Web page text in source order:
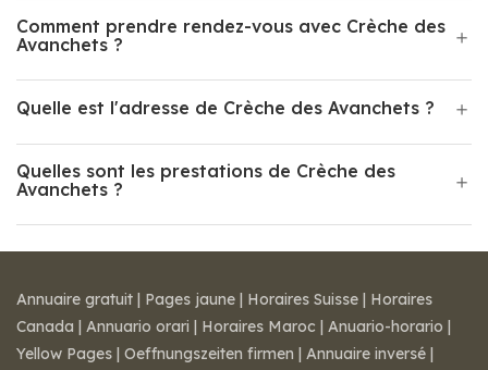
Comment prendre rendez-vous avec Crèche des
Avanchets ?
Quelle est l'adresse de Crèche des Avanchets ?
Quelles sont les prestations de Crèche des
Avanchets ?
Annuaire gratuit | Pages jaune | Horaires Suisse | Horaires
Canada | Annuario orari | Horaires Maroc | Anuario-horario |
Yellow Pages | Oeffnungszeiten firmen | Annuaire inversé |